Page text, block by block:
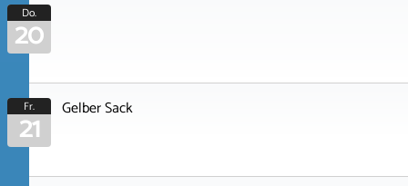
Do.
20
Fr.
21 Gelber Sack